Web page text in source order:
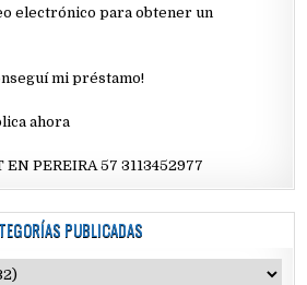
electrónico para obtener un
mi préstamo!
ahora
EN PEREIRA 57 3113452977
PUBLICADAS